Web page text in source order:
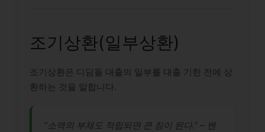
조기상환(일부상환)
조기상환은 디딤돌 대출의 일부를 대출 기한 전에 상
환하는 것을 말합니다.
“소액의 부채도 적립되면 큰 짐이 된다.” – 벤